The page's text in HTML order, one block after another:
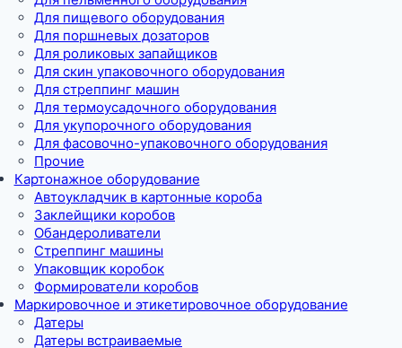
Для пищевого оборудования
Для поршневых дозаторов
Для роликовых запайщиков
Для скин упаковочного оборудования
Для стреппинг машин
Для термоусадочного оборудования
Для укупорочного оборудования
Для фасовочно-упаковочного оборудования
Прочие
Картонажное оборудование
Автоукладчик в картонные короба
Заклейщики коробов
Обандероливатели
Стреппинг машины
Упаковщик коробок
Формирователи коробов
Маркировочное и этикетировочное оборудование
Датеры
Датеры встраиваемые